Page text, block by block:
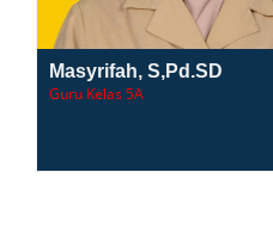
Masyrifah, S,Pd.SD
Guru Kelas 5A